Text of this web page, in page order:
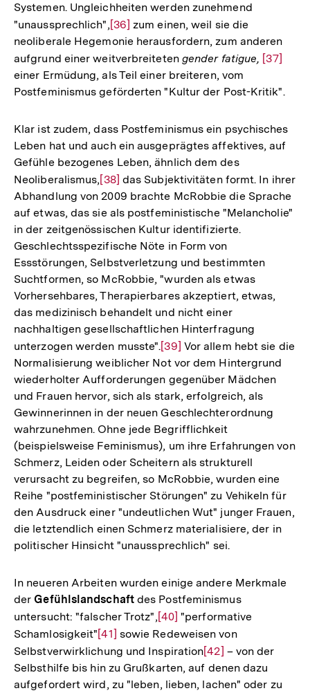
Systemen. Ungleichheiten werden zunehmend
"unaussprechlich",Zur
Auflösung
der
Fußnote
[36] zum einen, weil sie die
neoliberale Hegemonie herausfordern, zum anderen
aufgrund einer weitverbreiteten gender fatigue, Zur
der
[37]
einer Ermüdung, als Teil einer breiteren, vom
Postfeminismus geförderten "Kultur der Post-Kritik".
Klar ist zudem, dass Postfeminismus ein psychisches
Leben hat und auch ein ausgeprägtes affektives, auf
Gefühle bezogenes Leben, ähnlich dem des
Neoliberalismus,Zur
Auflösung
der
Fußnote
[38] das Subjektivitäten formt. In ihrer
Abhandlung von 2009 brachte McRobbie die Sprache
auf etwas, das sie als postfeministische "Melancholie"
in der zeitgenössischen Kultur identifizierte.
Geschlechtsspezifische Nöte in Form von
Essstörungen, Selbstverletzung und bestimmten
Suchtformen, so McRobbie, "wurden als etwas
Vorhersehbares, Therapierbares akzeptiert, etwas,
das medizinisch behandelt und nicht einer
nachhaltigen gesellschaftlichen Hinterfragung
unterzogen werden musste".Zur
Auflösung
der
Fußnote
[39] Vor allem hebt sie die
Normalisierung weiblicher Not vor dem Hintergrund
wiederholter Aufforderungen gegenüber Mädchen
und Frauen hervor, sich als stark, erfolgreich, als
Gewinnerinnen in der neuen Geschlechterordnung
wahrzunehmen. Ohne jede Begrifflichkeit
(beispielsweise Feminismus), um ihre Erfahrungen von
Schmerz, Leiden oder Scheitern als strukturell
verursacht zu begreifen, so McRobbie, wurden eine
Reihe "postfeministischer Störungen" zu Vehikeln für
den Ausdruck einer "undeutlichen Wut" junger Frauen,
die letztendlich einen Schmerz materialisiere, der in
politischer Hinsicht "unaussprechlich" sei.
In neueren Arbeiten wurden einige andere Merkmale
der Gefühlslandschaftdes Postfeminismus
untersucht: "falscher Trotz",Zur
Auflösung
der
Fußnote
[40] "performative
Schamlosigkeit"Zur
Auflösung
der
Fußnote
[41] sowie Redeweisen von
Selbstverwirklichung und InspirationZur
Auflösung
der
[42] – von der
Selbsthilfe bis hin zu Grußkarten, auf denen dazu
aufgefordert wird, zu "leben, lieben, lachen" oder zu